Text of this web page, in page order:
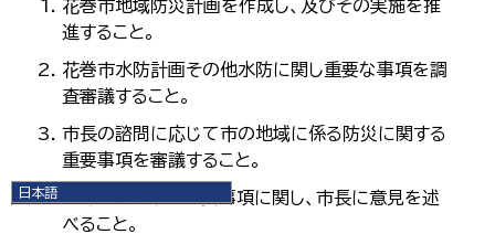
日本語
花巻市地域防災計画を作成し、及びその実施を推
進すること。
花巻市水防計画その他水防に関し重要な事項を調
査審議すること。
市長の諮問に応じて市の地域に係る防災に関する
重要事項を審議すること。
前号に規定する重要事項に関し、市長に意見を述
べること。